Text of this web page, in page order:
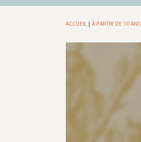
ACCUEIL |À PARTIR DE 10 ANS